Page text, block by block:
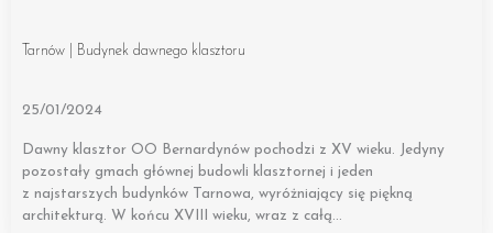
Tarnów | Budynek dawnego klasztoru
25/01/2024
Dawny klasztor OO Bernardynów pochodzi z XV wieku. Jedyny
pozostały gmach głównej budowli klasztornej i jeden
z najstarszych budynków Tarnowa, wyróżniający się piękną
architekturą. W końcu XVIII wieku, wraz z całą…